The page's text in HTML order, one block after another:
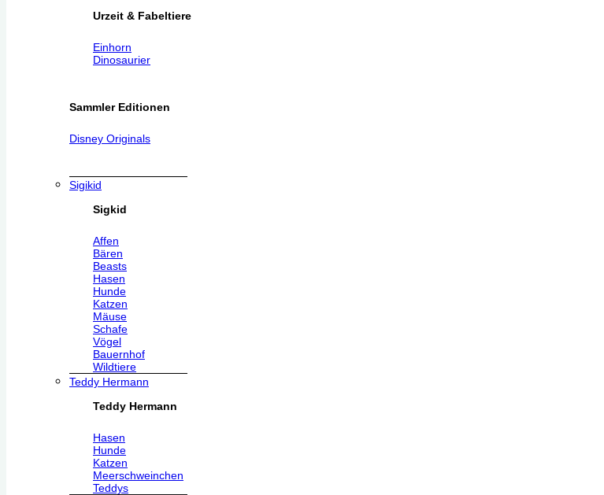
Urzeit & Fabeltiere
Einhorn
Dinosaurier
Sammler Editionen
Disney Originals
Sigikid
Sigkid
Affen
Bären
Beasts
Hasen
Hunde
Katzen
Mäuse
Schafe
Vögel
Bauernhof
Wildtiere
Teddy Hermann
Teddy Hermann
Hasen
Hunde
Katzen
Meerschweinchen
Teddys